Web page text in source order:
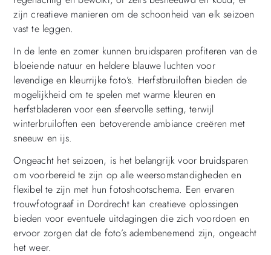
zijn creatieve manieren om de schoonheid van elk seizoen
vast te leggen.
In de lente en zomer kunnen bruidsparen profiteren van de
bloeiende natuur en heldere blauwe luchten voor
levendige en kleurrijke foto’s. Herfstbruiloften bieden de
mogelijkheid om te spelen met warme kleuren en
herfstbladeren voor een sfeervolle setting, terwijl
winterbruiloften een betoverende ambiance creëren met
sneeuw en ijs.
Ongeacht het seizoen, is het belangrijk voor bruidsparen
om voorbereid te zijn op alle weersomstandigheden en
flexibel te zijn met hun fotoshootschema. Een ervaren
trouwfotograaf in Dordrecht kan creatieve oplossingen
bieden voor eventuele uitdagingen die zich voordoen en
ervoor zorgen dat de foto’s adembenemend zijn, ongeacht
het weer.